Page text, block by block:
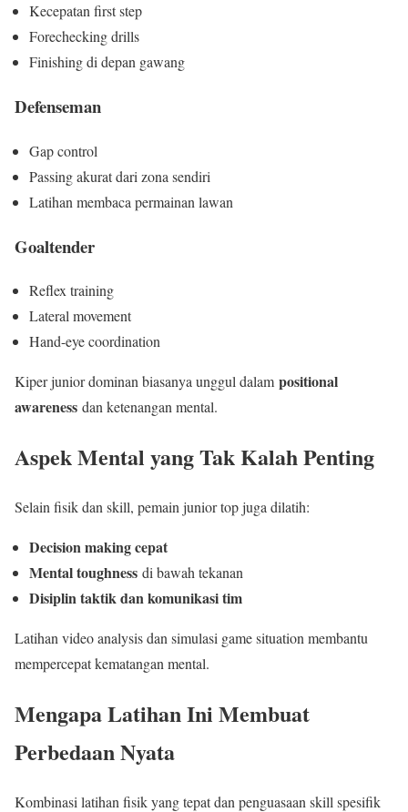
Kecepatan first step
Forechecking drills
Finishing di depan gawang
Defenseman
Gap control
Passing akurat dari zona sendiri
Latihan membaca permainan lawan
Goaltender
Reflex training
Lateral movement
Hand-eye coordination
Kiper junior dominan biasanya unggul dalam positional
awareness dan ketenangan mental.
Aspek Mental yang Tak Kalah Penting
Selain fisik dan skill, pemain junior top juga dilatih:
Decision making cepat
Mental toughness di bawah tekanan
Disiplin taktik dan komunikasi tim
Latihan video analysis dan simulasi game situation membantu
mempercepat kematangan mental.
Mengapa Latihan Ini Membuat
Perbedaan Nyata
Kombinasi latihan fisik yang tepat dan penguasaan skill spesifik